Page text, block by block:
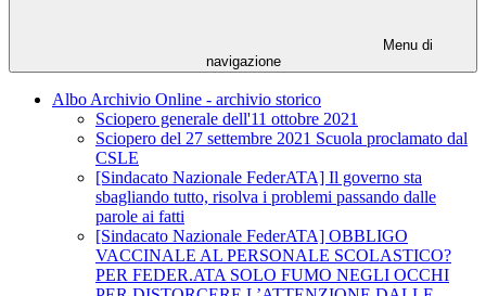
Menu di
navigazione
Albo Archivio Online - archivio storico
Sciopero generale dell'11 ottobre 2021
Sciopero del 27 settembre 2021 Scuola proclamato dal
CSLE
[Sindacato Nazionale FederATA] Il governo sta
sbagliando tutto, risolva i problemi passando dalle
parole ai fatti
[Sindacato Nazionale FederATA] OBBLIGO
VACCINALE AL PERSONALE SCOLASTICO?
PER FEDER.ATA SOLO FUMO NEGLI OCCHI